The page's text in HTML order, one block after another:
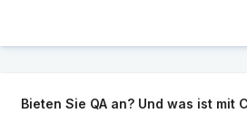
Bieten Sie QA an? Und was ist mit